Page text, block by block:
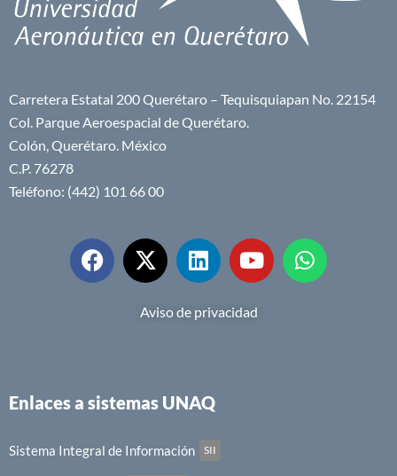
Carretera Estatal 200 Querétaro – Tequisquiapan No. 22154
Col. Parque Aeroespacial de Querétaro.
Colón, Querétaro. México
C.P. 76278
Teléfono: (442) 101 66 00
Aviso de privacidad
Enlaces a sistemas UNAQ
Sistema Integral de Información SII